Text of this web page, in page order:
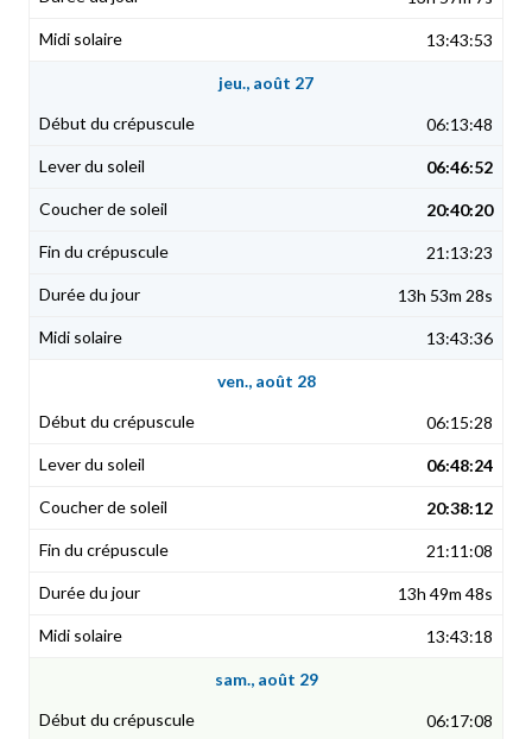
13:43:53
jeu., août 27
06:13:48
06:46:52
20:40:20
21:13:23
13h 53m 28s
13:43:36
ven., août 28
06:15:28
06:48:24
20:38:12
21:11:08
13h 49m 48s
13:43:18
sam., août 29
06:17:08